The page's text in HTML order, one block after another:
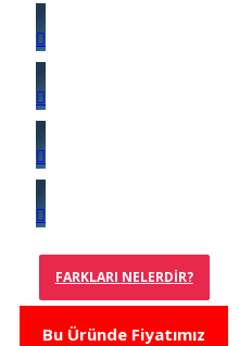
FARKLARI NELERDIR?
Bu Üründe Fiyatımız